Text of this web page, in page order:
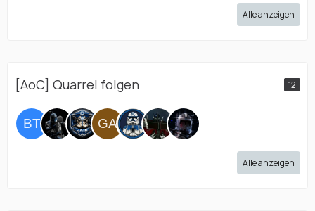
Alle anzeigen
[AoC] Quarrel folgen 12
Alle anzeigen